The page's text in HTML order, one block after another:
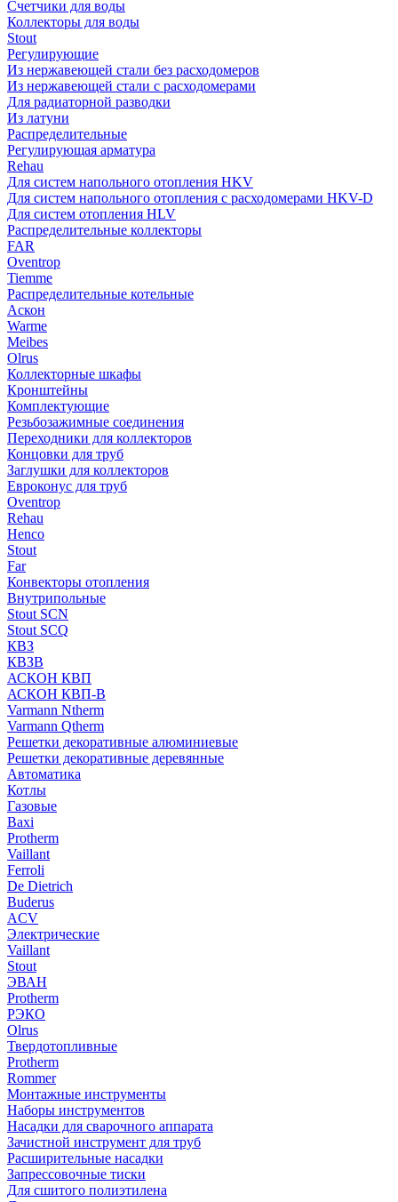
Счетчики для воды
Коллекторы для воды
Stout
Регулирующие
Из нержавеющей стали без расходомеров
Из нержавеющей стали с расходомерами
Для радиаторной разводки
Из латуни
Распределительные
Регулирующая арматура
Rehau
Для систем напольного отопления HKV
Для систем напольного отопления с расходомерами HKV-D
Для систем отопления HLV
Распределительные коллекторы
FAR
Oventrop
Tiemme
Распределительные котельные
Аскон
Warme
Meibes
Olrus
Коллекторные шкафы
Кронштейны
Комплектующие
Резьбозажимные соединения
Переходники для коллекторов
Концовки для труб
Заглушки для коллекторов
Евроконус для труб
Oventrop
Rehau
Henco
Stout
Far
Конвекторы отопления
Внутрипольные
Stout SCN
Stout SCQ
КВЗ
КВЗВ
АСКОН КВП
АСКОН КВП-В
Varmann Ntherm
Varmann Qtherm
Решетки декоративные алюминиевые
Решетки декоративные деревянные
Автоматика
Котлы
Газовые
Baxi
Protherm
Vaillant
Ferroli
De Dietrich
Buderus
ACV
Электрические
Vaillant
Stout
ЭВАН
Protherm
РЭКО
Olrus
Твердотопливные
Protherm
Rommer
Монтажные инструменты
Наборы инструментов
Насадки для сварочного аппарата
Зачистной инструмент для труб
Расширительные насадки
Запрессовочные тиски
Для сшитого полиэтилена